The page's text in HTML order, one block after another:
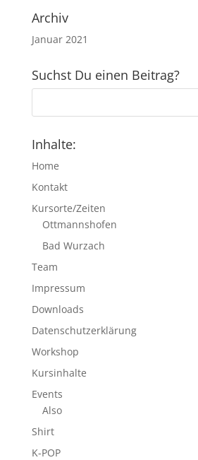
Archiv
Januar 2021
Suchst Du einen Beitrag?
Inhalte:
Home
Kontakt
Kursorte/Zeiten
Ottmannshofen
Bad Wurzach
Team
Impressum
Downloads
Datenschutzerklärung
Workshop
Kursinhalte
Events
Also
Shirt
K-POP